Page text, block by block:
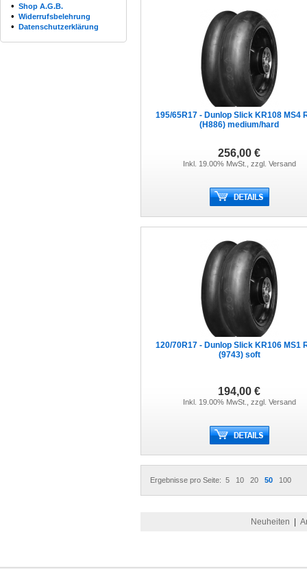
• Shop A.G.B.
• Widerrufsbelehrung
• Datenschutzerklärung
195/65R17 - Dunlop Slick KR108 MS4
(H886) medium/hard
256,00 €
Inkl. 19.00% MwSt., zzgl. Versand
120/70R17 - Dunlop Slick KR106 MS1
(9743) soft
194,00 €
Inkl. 19.00% MwSt., zzgl. Versand
Ergebnisse pro Seite: 5 10 20 50 100
Neuheiten